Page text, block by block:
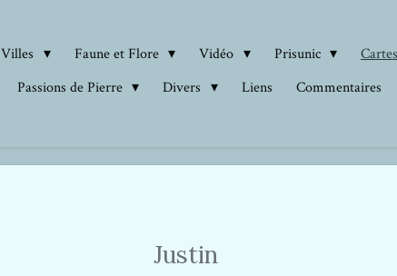
Villes Faune et Flore Vidéo Prisunic
Passions de Pierre Divers Liens Commentaires
Justin